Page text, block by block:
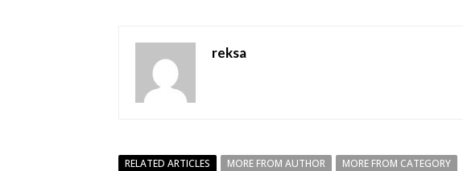
reksa
RELATED ARTICLES MORE FROM AUTHOR MORE FROM CATEGORY